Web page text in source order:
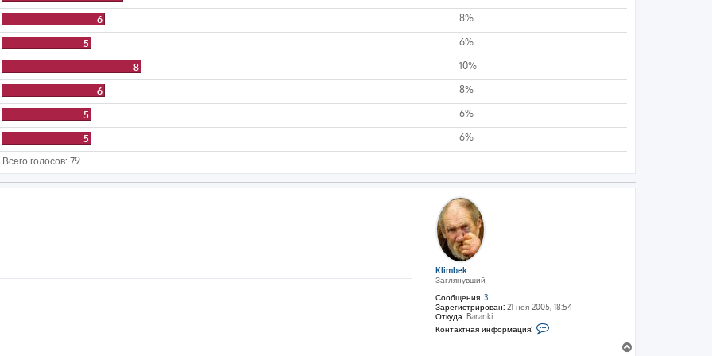
6
8%
5 6%
8 10%
6 8%
5 6%
5
6%
Всего голосов: 79
Klimbek
Заглянувший
Сообщения: 3
Зарегистрирован: 21 ноя 2005, 18:54
Откуда: Baranki
Контактная информация: